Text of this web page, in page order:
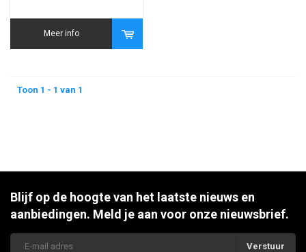
Meer info
Toon 1 - 1 van 1
Blijf op de hoogte van het laatste nieuws en
aanbiedingen. Meld je aan voor onze nieuwsbrief.
Verstuur